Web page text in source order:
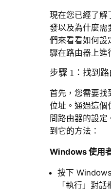
現在您已經了解
發以及為什麼需
們來看看如何設
驟在路由器上進
步驟 1：找到
首先，您需要找
位址。通過這個
問路由器的設定
到它的方法：
Windows 使用
按下
「執行」對話